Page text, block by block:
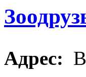
Адрес: